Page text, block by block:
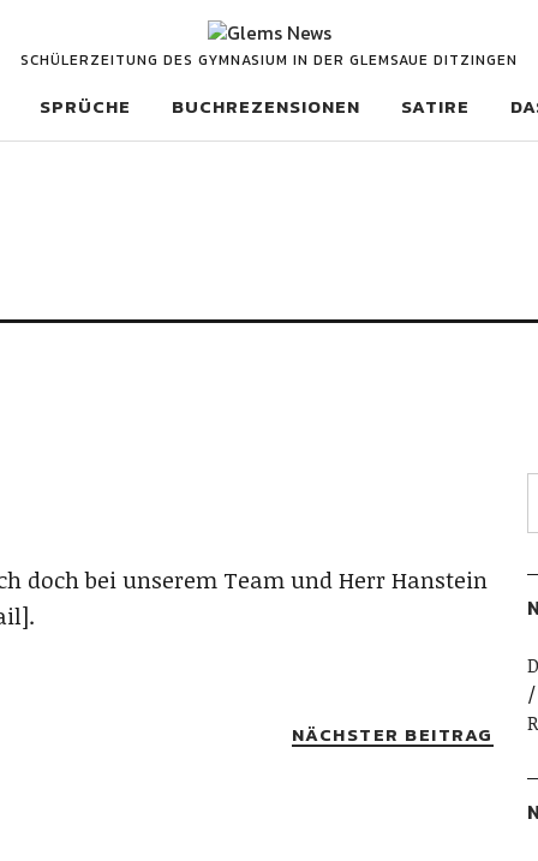
SCHÜLERZEITUNG DES GYMNASIUM IN DER GLEMSAUE DITZINGEN
SPRÜCHE BUCHREZENSIONEN SATIRE
doch bei unserem Team und Herr Hanstein
NÄCHSTER BEITRAG